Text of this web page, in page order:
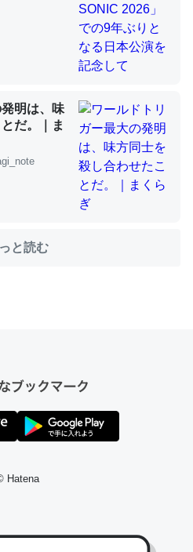
４年。でたまに覗いてる。ぼ
残量や充電中かが分かるので
る。
方の父67歳と僕。ITツール導入で
化した｜tayorini by LIFULL介護
たけどAlexaしか使わないので
明は、味
だ。｜ま
と読む
Hatena